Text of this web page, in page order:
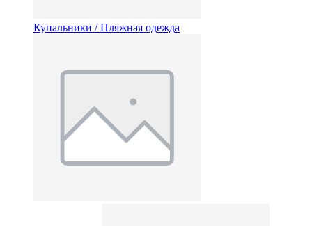
Купальники / Пляжная одежда